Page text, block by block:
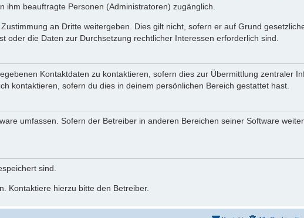
beauftragte Personen (Administratoren) zugänglich.
an Dritte weitergeben. Dies gilt nicht, sofern er auf Grund
die Daten zur Durchsetzung rechtlicher Interessen erforderlich sind.
Kontaktdaten zu kontaktieren, sofern dies zur Übermittlung zentraler
kontaktieren, sofern du dies in deinem persönlichen Bereich gestattet hast.
umfassen. Sofern der Betreiber in anderen Bereichen seiner Software
sind.
Kontaktiere hierzu bitte den Betreiber.